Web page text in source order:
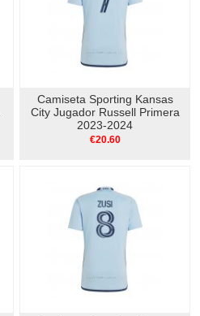
Camiseta Sporting Kansas
City Jugador Russell Primera
2023-2024
€20.60